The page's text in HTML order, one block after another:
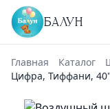
БАЛУН
Главная Каталог
Цифра, Тиффани,